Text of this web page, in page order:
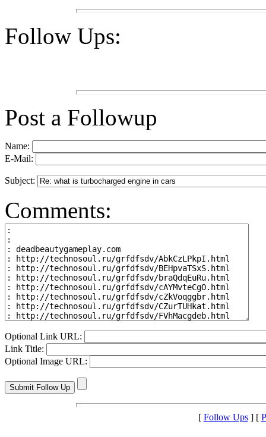
Follow Ups:
Post a Followup
Name:
E-Mail:
Subject:
Comments:
Optional Link URL:
Link Title:
Optional Image URL:
[ Follow Ups] [